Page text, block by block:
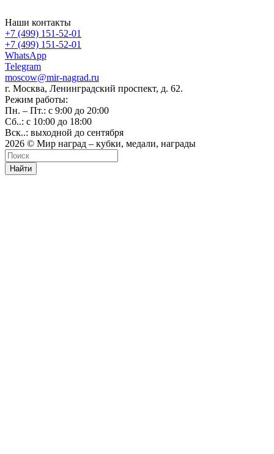
Наши контакты
+7 (499) 151-52-01
+7 (499) 151-52-01
WhatsApp
Telegram
moscow@mir-nagrad.ru
г. Москва, Ленинградский проспект, д. 62.
Режим работы:
Пн. – Пт.: с 9:00 до 20:00
Сб..: с 10:00 до 18:00
Вск..: выходной до сентября
2026 © Мир наград – кубки, медали, награды
Найти